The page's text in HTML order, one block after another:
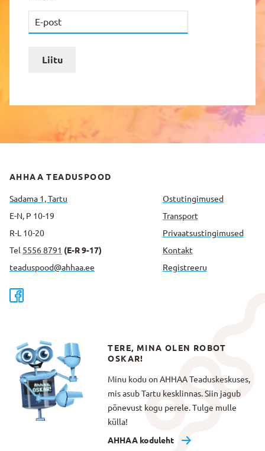
Liitu
AHHAA TEADUSPOOD
Sadama 1, Tartu
E-N, P 10-19
R-L 10-20
Tel 5556 8791 (E-R 9-17)
teaduspood@ahhaa.ee
Ostutingimused
Transport
Privaatsus­tingimused
Kontakt
Registreeru
TERE, MINA OLEN ROBOT
OSKAR!
Minu kodu on AHHAA Teaduskeskuses,
mis asub Tartu kesklinnas. Siin jagub
põnevust kogu perele. Tulge mulle
külla!
AHHAA koduleht